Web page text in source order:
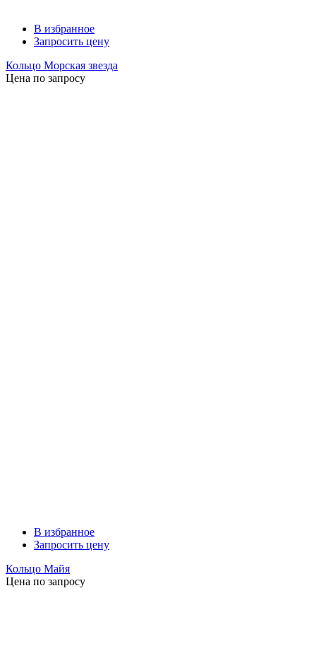
В избранное
Запросить цену
Кольцо Морская звезда
Цена по запросу
В избранное
Запросить цену
Кольцо Майя
Цена по запросу